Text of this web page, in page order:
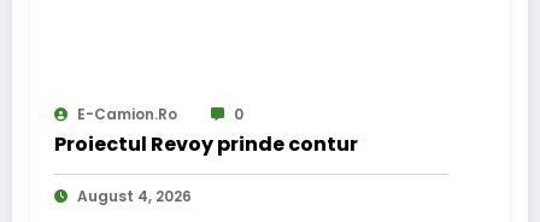
E-Camion.ro 0
Proiectul Revoy prinde contur
August 4, 2026